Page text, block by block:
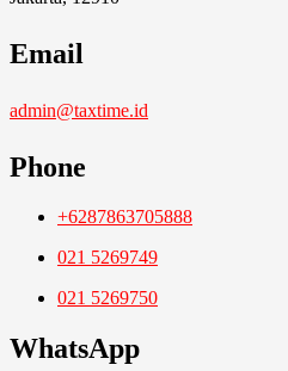
Email
admin@taxtime.id
Phone
+6287863705888
021 5269749
021 5269750
WhatsApp